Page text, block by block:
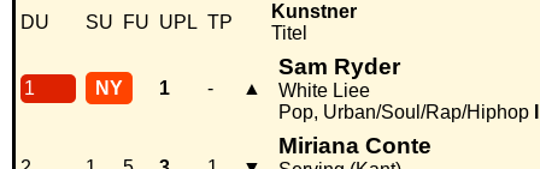
DU SU FU UPL TP
Kunstner
Titel
1 NY 1 - ▲
Sam Ryder
White Liee
Pop, Urban/Soul/Rap/Hiphop
Miriana Conte